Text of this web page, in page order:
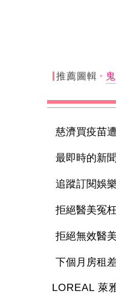
推薦圖輯
慈濟買疫苗
最即時的新
追蹤訂閱娛
拒絕醫美冤
拒絕無效醫
下個月房租
LOREAL 萊